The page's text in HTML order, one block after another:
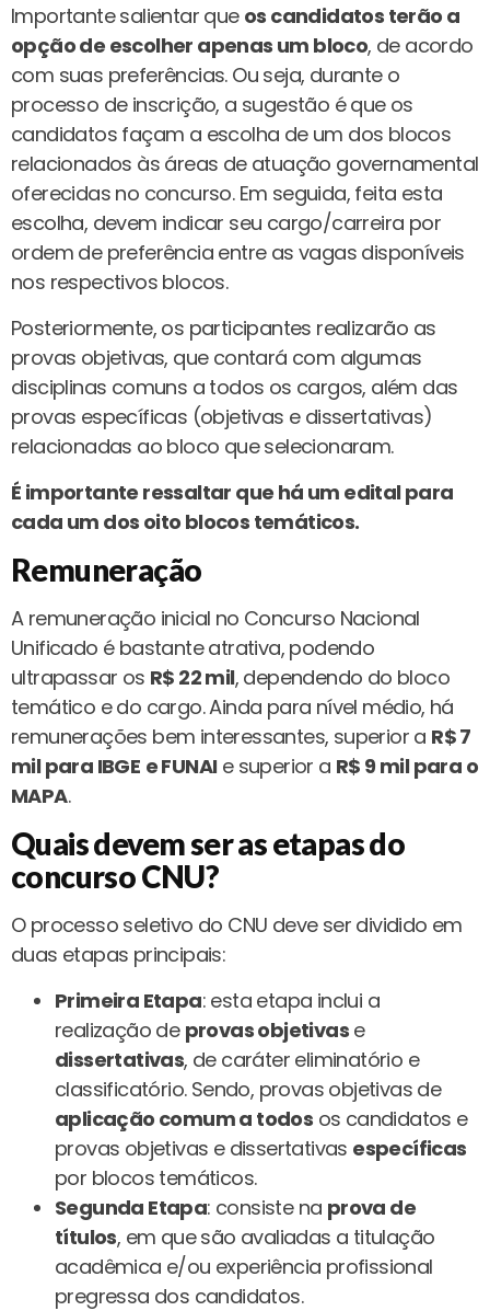
Importante salientar que os candidatos terão a
opção de escolher apenas um bloco, de acordo
com suas preferências. Ou seja, durante o
processo de inscrição, a sugestão é que os
candidatos façam a escolha de um dos blocos
relacionados às áreas de atuação governamental
oferecidas no concurso. Em seguida, feita esta
escolha, devem indicar seu cargo/carreira por
ordem de preferência entre as vagas disponíveis
nos respectivos blocos.
Posteriormente, os participantes realizarão as
provas objetivas, que contará com algumas
disciplinas comuns a todos os cargos, além das
provas específicas (objetivas e dissertativas)
relacionadas ao bloco que selecionaram.
É importante ressaltar que há um edital para
cada um dos oito blocos temáticos.
Remuneração
A remuneração inicial no Concurso Nacional
Unificado é bastante atrativa, podendo
ultrapassar os R$ 22 mil, dependendo do bloco
temático e do cargo. Ainda para nível médio, há
remunerações bem interessantes, superior a R$ 7
mil para IBGE e FUNAIe superior a R$ 9 mil para o
MAPA.
Quais devem ser as etapas do
concurso CNU?
O processo seletivo do CNU deve ser dividido em
duas etapas principais:
Primeira Etapa: esta etapa inclui a
realização de provas objetivas e
dissertativas, de caráter eliminatório e
classificatório. Sendo, provas objetivas de
aplicação comum a todos os candidatos e
provas objetivas e dissertativas específicas
por blocos temáticos.
Segunda Etapa: consiste na prova de
títulos, em que são avaliadas a titulação
acadêmica e/ou experiência profissional
pregressa dos candidatos.